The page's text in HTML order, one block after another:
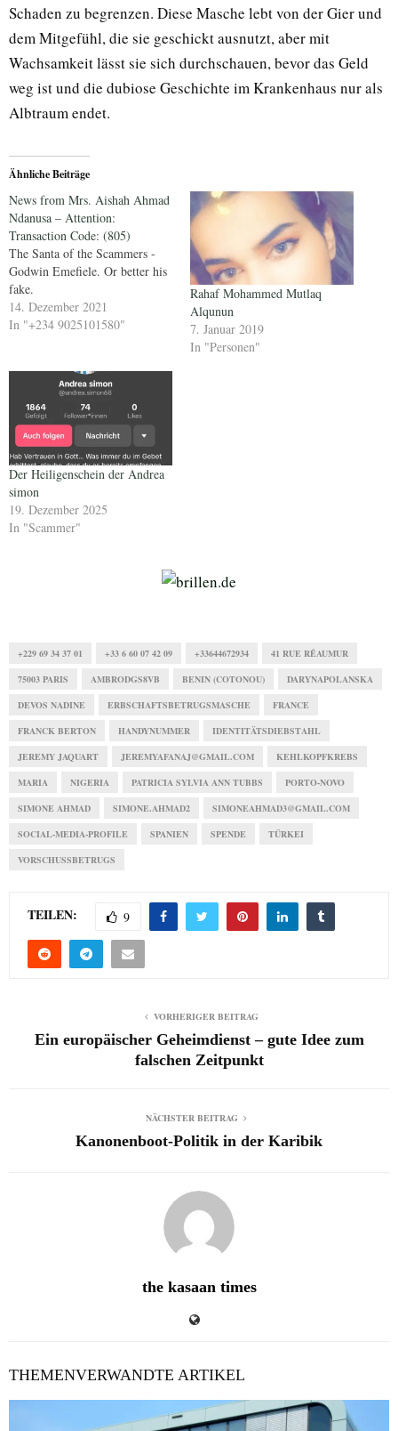
Schaden zu begrenzen. Diese Masche lebt von der Gier und
dem Mitgefühl, die sie geschickt ausnutzt, aber mit
Wachsamkeit lässt sie sich durchschauen, bevor das Geld
weg ist und die dubiose Geschichte im Krankenhaus nur als
Albtraum endet.
Ähnliche Beiträge
News from Mrs. Aishah Ahmad
Ndanusa – Attention:
Transaction Code: (805)
The Santa of the Scammers -
Godwin Emefiele. Or better his
fake.
14. Dezember 2021
In "+234 9025101580"
Rahaf Mohammed Mutlaq
Alqunun
7. Januar 2019
In "Personen"
Der Heiligenschein der Andrea
simon
19. Dezember 2025
In "Scammer"
+229 69 34 37 01 +33 6 60 07 42 09 +33644672934 41 RUE RÉAUMUR
75003 PARIS AMBRODGS8VB BENIN (COTONOU) DARYNAPOLANSKA
DEVOS NADINE ERBSCHAFTSBETRUGSMASCHE FRANCE
FRANCK BERTON HANDYNUMMER IDENTITÄTSDIEBSTAHL
JEREMY JAQUART JEREMYAFANAJ@GMAIL.COM KEHLKOPFKREBS
MARIA NIGERIA PATRICIA SYLVIA ANN TUBBS PORTO-NOVO
SIMONE AHMAD SIMONE.AHMAD2 SIMONEAHMAD3@GMAIL.COM
SOCIAL-MEDIA-PROFILE SPANIEN SPENDE TÜRKEI
VORSCHUSSBETRUGS
TEILEN: 9
VORHERIGER BEITRAG
Ein europäischer Geheimdienst – gute Idee zum
falschen Zeitpunkt
NÄCHSTER BEITRAG
Kanonenboot-Politik in der Karibik
the kasaan times
THEMENVERWANDTE ARTIKEL